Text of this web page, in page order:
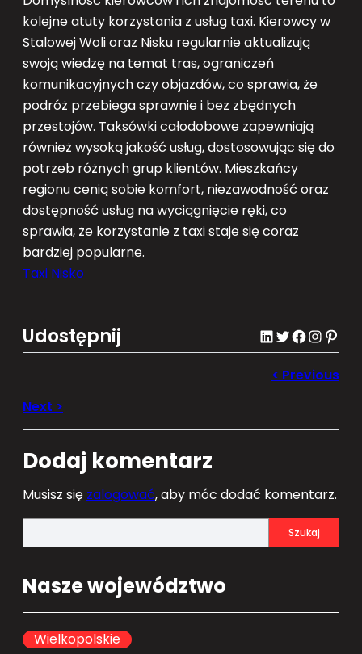
kolejne atuty korzystania z usług taxi. Kierowcy w
Stalowej Woli oraz Nisku regularnie aktualizują
swoją wiedzę na temat tras, ograniczeń
komunikacyjnych czy objazdów, co sprawia, że
podróż przebiega sprawnie i bez zbędnych
przestojów. Taksówki całodobowe zapewniają
również wysoką jakość usług, dostosowując się do
potrzeb różnych grup klientów. Mieszkańcy
regionu cenią sobie komfort, niezawodność oraz
dostępność usług na wyciągnięcie ręki, co
sprawia, że korzystanie z taxi staje się coraz
bardziej popularne.
Taxi Nisko
Udostępnij LinkedIn Twitter Facebook Instagram Pinterest
Dodaj komentarz
Musisz się zalogować, aby móc dodać komentarz.
e
r
c
h
Szukaj
Nasze województwo
Wielkopolskie